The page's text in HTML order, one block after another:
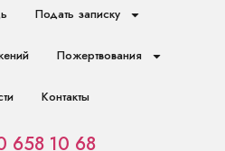
Подать записку
Пожертвования
Контакты
658 10 68